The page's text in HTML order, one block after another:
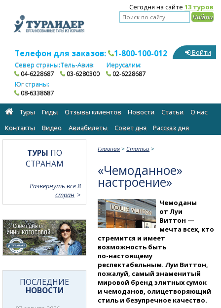
Сегодня на сайте 13 туров
Телефон для заказов: 1-800-100-012
Север страны:
04-6228687
Тель-Авив:
03-6280300
Иерусалим:
02-6228687
Юг страны:
08-6338687
Войти
Туры Гиды Отзывы клиентов Новости Статьи
О нас
Контакты
Видео Авиабилеты Cовет дня Рассказ дня
Главная > Статьи >
«Чемоданное»
настроение»
Чемоданы
от Луи
Виттон —
мечта всех, кто
стремится и имеет
возможность быть
по-настоящему
респектабельным. Луи Виттон,
пожалуй, самый знаменитый
мировой бренд элитных сумок
и чемоданов, олицетворяющий
стиль и безупречное качество.
ТУРЫ ПО
СТРАНАМ
Развернуть все 8
стран
ПОСЛЕДНИЕ
НОВОСТИ